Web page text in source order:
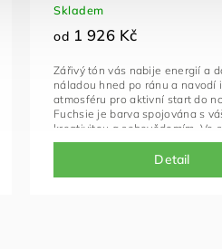
Skladem
od 1 926 Kč
Detail
Zářivý tón vás nabije energií a
náladou hned po ránu a navodí
atmosféru pro aktivní start do
Fuchsie je barva spojována s
kreativitou a sebevědomím. Ve
jemnou úpravou tohoto
kousek skvělou kombinací jak